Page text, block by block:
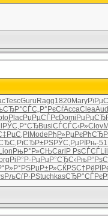
TescGuru Ragg1820Mary
С„Р°РєСѓAccaClea
PlacРџРµСЃРєDomi
РЎС‚Р°СЂBusiСЃСЃС‹Р»Clov
Mode РђР»РµРє
РїСЂР±РЅРЎС‚РµРїРњ-51
Lion РњР°Р»СЊCarl Р РѕСЃСЃLill
РіР°Р·РµРџР°СЂС‹
РЅРµР±Р»СЌРЅС†Рё
РљСѓР·РЅtuchkasСЂР°СЃРє